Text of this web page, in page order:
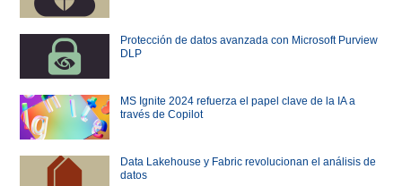
Protección de datos avanzada con Microsoft Purview
DLP
MS Ignite 2024 refuerza el papel clave de la IA a
través de Copilot
Data Lakehouse y Fabric revolucionan el análisis de
datos